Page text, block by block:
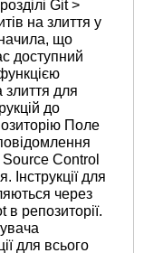
Git >
на злиття у
що
доступний
злиття для
до
Поле
Source Control
Інструкції для
через
в репозиторії.
для всього